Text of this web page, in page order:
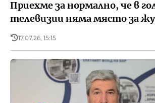
Приехме за нормално, че в
телевизии няма място за
17.07.26, 15:15